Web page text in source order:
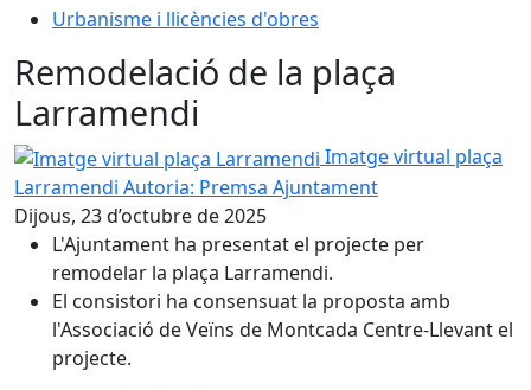
Urbanisme i llicències d'obres
Remodelació de la plaça
Larramendi
Imatge virtual plaça Larramendi
Imatge virtual plaça
Larramendi Autoria: Premsa Ajuntament
Dijous, 23 d’octubre de 2025
L'Ajuntament ha presentat el projecte per
remodelar la plaça Larramendi.
El consistori ha consensuat la proposta amb
l'Associació de Veïns de Montcada Centre-Llevant el
projecte.